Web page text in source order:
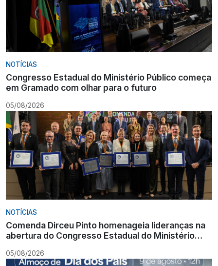
NOTÍCIAS
Congresso Estadual do Ministério Público começa
em Gramado com olhar para o futuro
05/08/2026
NOTÍCIAS
Comenda Dirceu Pinto homenageia lideranças na
abertura do Congresso Estadual do Ministério
05/08/2026